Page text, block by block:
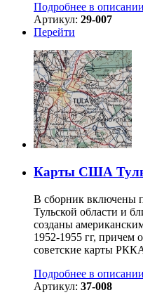
Подробнее в описании
Артикул: 29-007
Перейти
Карты США
В сборник включены
Тульской области и
созданы
1952-1955 гг, причем
советские карты
Подробнее в описании
Артикул: 37-008